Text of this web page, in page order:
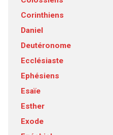
Corinthiens
Daniel
Deutéronome
Ecclésiaste
Ephésiens
Esaïe
Esther
Exode